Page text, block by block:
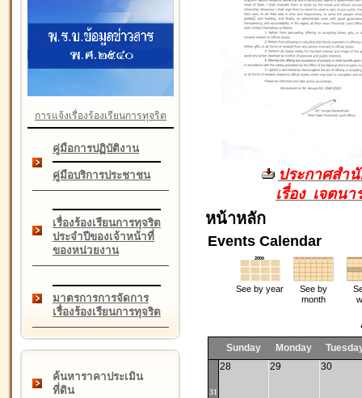
การแจ้งเรื่องร้องเรียนการทุจริต
คู่มือการปฏิบัติงาน
คู่มือบริการประชาชน
เรื่องร้องเรียนการทุจริต
ประจำปีของเจ้าหน้าที่
ของหน่วยงาน
มาตรการการจัดการ
เรื่องร้องเรียนการทุจริต
ค้นหาราคาประเมิน
ที่ดิน
ประกาศสำ
เรื่อง เจตน
หน้าหลัก
Events Calendar
See by year
See by
month
Sunday Monday
31
28 29 30